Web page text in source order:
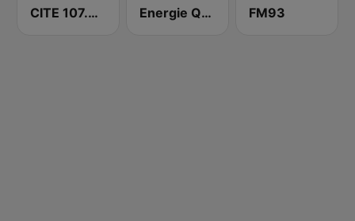
CITE 107.3 Rouge FM Energie Québec 98.9 FM FM93